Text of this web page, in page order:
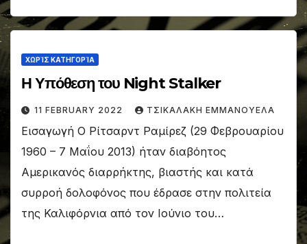
ΧΩΡΊΣ ΚΑΤΗΓΟΡΊΑ
Η Υπόθεση του Night Stalker
11 FEBRUARY 2022 ΤΣΙΚΑΛΑΚΗ ΕΜΜΑΝΟΥΕΛΑ
Εισαγωγή O Ρίτσαρντ Ραμίρεζ (29 Φεβρουαρίου
1960 – 7 Μαΐου 2013) ήταν διαβόητος
Αμερικανός διαρρήκτης, βιαστής και κατά
συρροή δολοφόνος που έδρασε στην πολιτεία
της Καλιφόρνια από τον Ιούνιο του…